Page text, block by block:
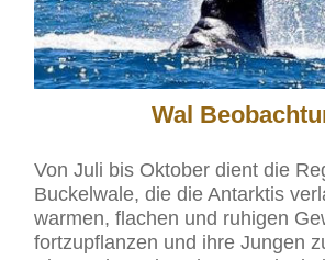
Wal
Von Juli bis Oktober dient die
Buckelwale, die die Antarktis
warmen, flachen und ruhigen
fortzupflanzen und ihre Jungen